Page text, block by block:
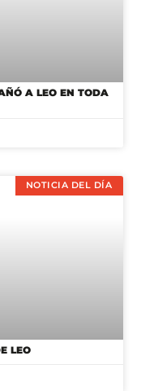
A LEO EN TODA
NOTICIA DEL DÍA
LEO